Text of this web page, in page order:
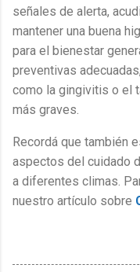
señales de alerta,
mantener una buena
para el bienestar
preventivas
como la gingivitis o el
más graves.
Recordá que también
aspectos del cuidado
a diferentes climas.
nuestro artículo sobre